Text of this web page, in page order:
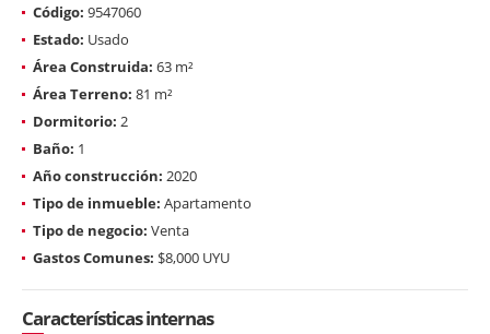
Código: 9547060
Estado: Usado
Área Construida: 63 m²
Área Terreno: 81 m²
Dormitorio: 2
Baño: 1
Año construcción: 2020
Tipo de inmueble: Apartamento
Tipo de negocio: Venta
Gastos Comunes: $8,000 UYU
Características internas